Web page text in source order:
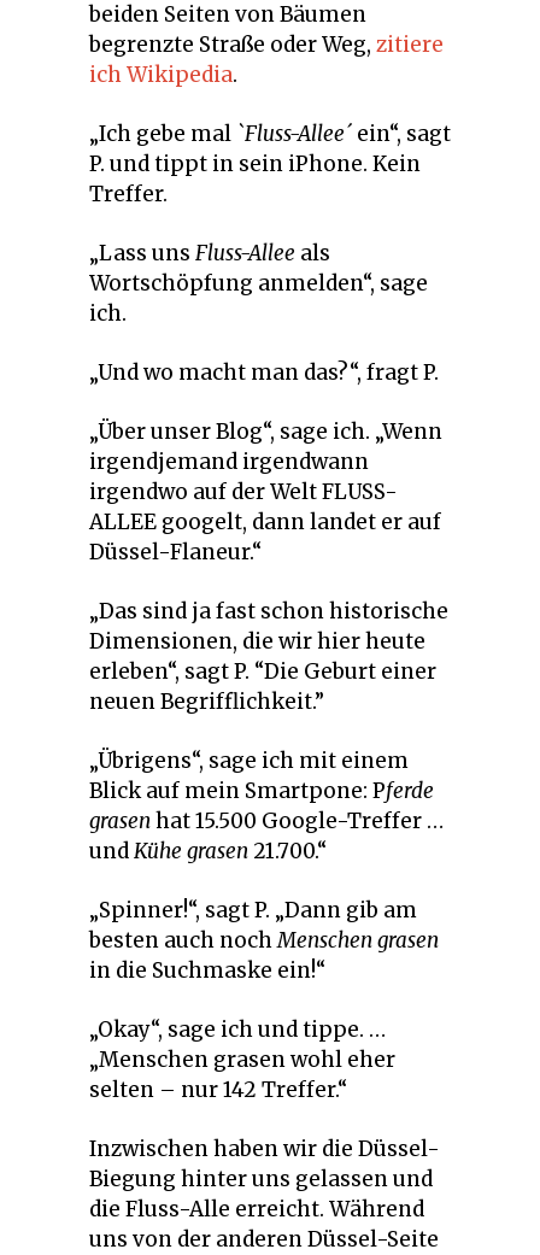
beiden Seiten von Bäumen
begrenzte Straße oder Weg, zitiere
ich Wikipedia.
„Ich gebe mal `Fluss-Allee´ ein“, sagt
P. und tippt in sein iPhone. Kein
Treffer.
„Lass uns Fluss-Allee als
Wortschöpfung anmelden“, sage
ich.
„Und wo macht man das?“, fragt P.
„Über unser Blog“, sage ich. „Wenn
irgendjemand irgendwann
irgendwo auf der Welt FLUSS-
ALLEE googelt, dann landet er auf
Düssel-Flaneur.“
„Das sind ja fast schon historische
Dimensionen, die wir hier heute
erleben“, sagt P. “Die Geburt einer
neuen Begrifflichkeit.”
„Übrigens“, sage ich mit einem
Blick auf mein Smartpone: Pferde
grasenhat 15.500 Google-Treffer …
undKühe grasen 21.700.“
„Spinner!“, sagt P. „Dann gib am
besten auch nochMenschen grasen
in die Suchmaske ein!“
„Okay“, sage ich und tippe. …
„Menschen grasen wohl eher
selten – nur 142 Treffer.“
Inzwischen haben wir die Düssel-
Biegung hinter uns gelassen und
die Fluss-Alle erreicht. Während
uns von der anderen Düssel-Seite